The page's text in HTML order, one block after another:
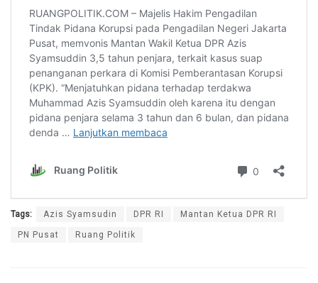
Tags: Azis Syamsudin DPR RI Mantan Ketua DPR RI
PN Pusat Ruang Politik